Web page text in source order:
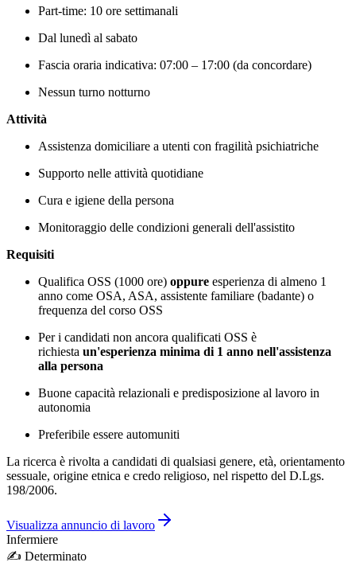
Part-time: 10 ore settimanali
Dal lunedì al sabato
Fascia oraria indicativa: 07:00 – 17:00 (da concordare)
Nessun turno notturno
Attività
Assistenza domiciliare a utenti con fragilità psichiatriche
Supporto nelle attività quotidiane
Cura e igiene della persona
Monitoraggio delle condizioni generali dell'assistito
Requisiti
Qualifica OSS (1000 ore) oppure esperienza di almeno 1
anno come OSA, ASA, assistente familiare (badante) o
frequenza del corso OSS
Per i candidati non ancora qualificati OSS è
richiesta un'esperienza minima di 1 anno nell'assistenza
alla persona
Buone capacità relazionali e predisposizione al lavoro in
autonomia
Preferibile essere automuniti
La ricerca è rivolta a candidati di qualsiasi genere, età, orientamento
sessuale, origine etnica e credo religioso, nel rispetto del D.Lgs.
198/2006.
Visualizza annuncio di lavoro
Infermiere
✍️ Determinato